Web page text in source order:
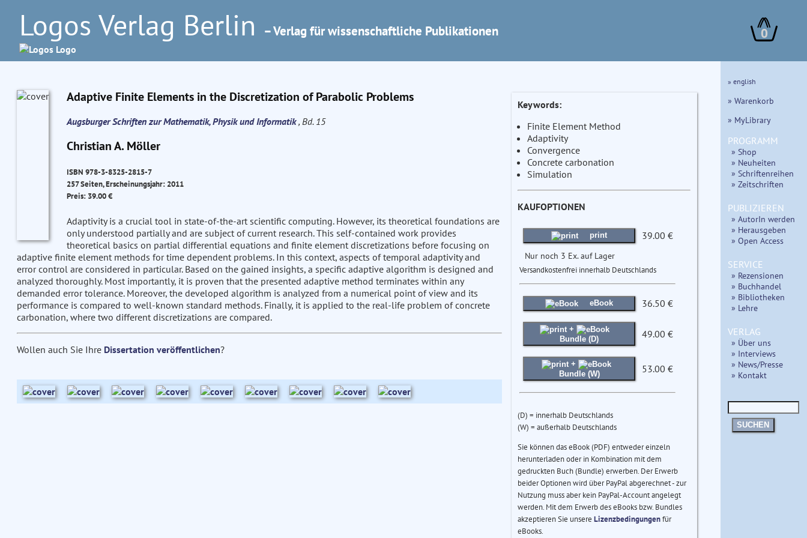
Logos Verlag Berlin – Verlag für wissenschaftliche Publikationen 0
Adaptive Finite Elements in the Discretization of Parabolic Problems
Augsburger Schriften zur Mathematik, Physik und Informatik, Bd. 15
Christian A. Möller
ISBN 978-3-8325-2815-7
257 Seiten, Erscheinungsjahr: 2011
Preis: 39.00 €
Adaptivity is a crucial tool in state-of-the-art scientific computing. However, its theoretical foundations are
only understood partially and are subject of current research. This self-contained work provides
theoretical basics on partial differential equations and finite element discretizations before focusing on
adaptive finite element methods for time dependent problems. In this context, aspects of temporal adaptivity and
error control are considered in particular. Based on the gained insights, a specific adaptive algorithm is designed and
analyzed thoroughly. Most importantly, it is proven that the presented adaptive method terminates within any
demanded error tolerance. Moreover, the developed algorithm is analyzed from a numerical point of view and its
performance is compared to well-known standard methods. Finally, it is applied to the real-life problem of concrete
carbonation, where two different discretizations are compared.
Wollen auch Sie Ihre Dissertation veröffentlichen?
Keywords:
Finite Element Method
Adaptivity
Convergence
Concrete carbonation
Simulation
KAUFOPTIONEN
print 39.00 €
Nur noch 3 Ex. auf Lager
Versandkostenfrei innerhalb Deutschlands
eBook 36.50 €
+
Bundle (D)
49.00 €
+
Bundle (W)
53.00 €
(D) = innerhalb Deutschlands
(W) = außerhalb Deutschlands
Sie können das eBook (PDF) entweder einzeln
herunterladen oder in Kombination mit dem
gedruckten Buch (Bundle) erwerben. Der Erwerb
beider Optionen wird über PayPal abgerechnet - zur
Nutzung muss aber kein PayPal-Account angelegt
werden. Mit dem Erwerb des eBooks bzw. Bundles
akzeptieren Sie unsere Lizenzbedingungenfür
eBooks.
» english
» Warenkorb
» MyLibrary
PROGRAMM
» Shop
» Neuheiten
» Schriftenreihen
» Zeitschriften
PUBLIZIEREN
» AutorIn werden
» Herausgeben
» Open Access
SERVICE
» Rezensionen
» Buchhandel
» Bibliotheken
» Lehre
VERLAG
» Über uns
» Interviews
» News/Presse
» Kontakt
SUCHEN